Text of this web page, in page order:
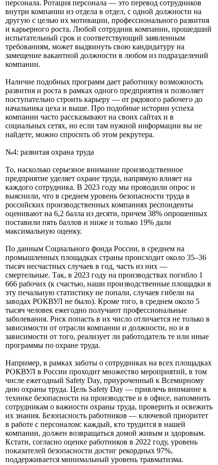
персонала. Ротация персонала — это перевод сотрудников
внутри компании из отдела в отдел, с одной должности на
другую с целью их мотивации, профессионального развития
и карьерного роста. Любой сотрудник компании, прошедший
испытательный срок и соответствующий заявленным
требованиям, может выдвинуть свою кандидатуру на
замещение вакантной должности в любом из подразделений
компании.
Наличие подобных программ дает работнику возможность
развития и роста в рамках одного предприятия и позволяет
поступательно строить карьеру — от рядового рабочего до
начальника цеха и выше. Про подобные истории успеха
компании часто рассказывают на своих сайтах и в
социальных сетях, но если там нужной информации вы не
найдете, можно спросить об этом рекрутера.
№4: развитая охрана труда
То, насколько серьезное внимание производственное
предприятие уделяет охране труда, напрямую влияет на
каждого сотрудника. В 2023 году мы проводили опрос и
выяснили, что в среднем уровень безопасности труда в
российских производственных компаниях респонденты
оценивают на 6,2 балла из десяти, причем 38% опрошенных
поставили пять баллов и ниже и только 19% дали
максимальную оценку.
По данным Социального фонда России, в среднем на
промышленных площадках страны происходит около 35–36
тысяч несчастных случаев в год, часть из них —
смертельные. Так, в 2023 году на производствах погибло 1
666 рабочих (к счастью, наши производственные площадки в
эту печальную статистику не попали, случаев гибели на
заводах РОКВУЛ не было). Кроме того, в среднем около 5
тысяч человек ежегодно получают профессиональные
заболевания. Риск попасть в их число отличается не только в
зависимости от отрасли компании и должности, но и в
зависимости от того, реализует ли работодатель те или иные
программы по охране труда.
Например, в рамках заботы о сотрудниках на всех площадках
РОКВУЛ в России проходит множество мероприятий, в том
числе ежегодный Safety Day, приуроченный к Всемирному
дню охраны труда. Цель Safety Day — привлечь внимание к
технике безопасности на производстве и в офисе, напомнить
сотрудникам о важности охраны труда, проверить и освежить
их знания. Безопасность работников — ключевой приоритет
в работе с персоналом: каждый, кто трудится в нашей
компании, должен возвращаться домой живым и здоровым.
Кстати, согласно оценке работников в 2022 году, уровень
показателей безопасности достиг рекордных 97%,
поддерживается минимальный уровень травматизма.